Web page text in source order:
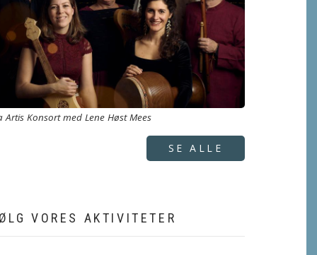
Artis Konsort med Lene Høst Mees
SE ALLE
VORES AKTIVITETER